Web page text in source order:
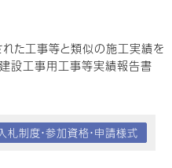
た工事等と類似の施工実績を
設工事用工事等実績報告書
札制度・参加資格・申請様式